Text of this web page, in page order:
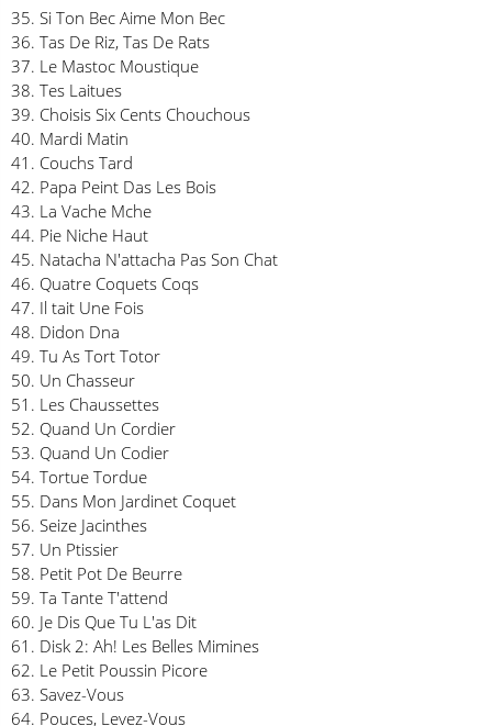
35. Si Ton Bec Aime Mon Bec
36. Tas De Riz, Tas De Rats
37. Le Mastoc Moustique
38. Tes Laitues
39. Choisis Six Cents Chouchous
40. Mardi Matin
41. Couchs Tard
42. Papa Peint Das Les Bois
43. La Vache Mche
44. Pie Niche Haut
45. Natacha N'attacha Pas Son Chat
46. Quatre Coquets Coqs
47. Il tait Une Fois
48. Didon Dna
49. Tu As Tort Totor
50. Un Chasseur
51. Les Chaussettes
52. Quand Un Cordier
53. Quand Un Codier
54. Tortue Tordue
55. Dans Mon Jardinet Coquet
56. Seize Jacinthes
57. Un Ptissier
58. Petit Pot De Beurre
59. Ta Tante T'attend
60. Je Dis Que Tu L'as Dit
61. Disk 2: Ah! Les Belles Mimines
62. Le Petit Poussin Picore
63. Savez-Vous
64. Pouces, Levez-Vous